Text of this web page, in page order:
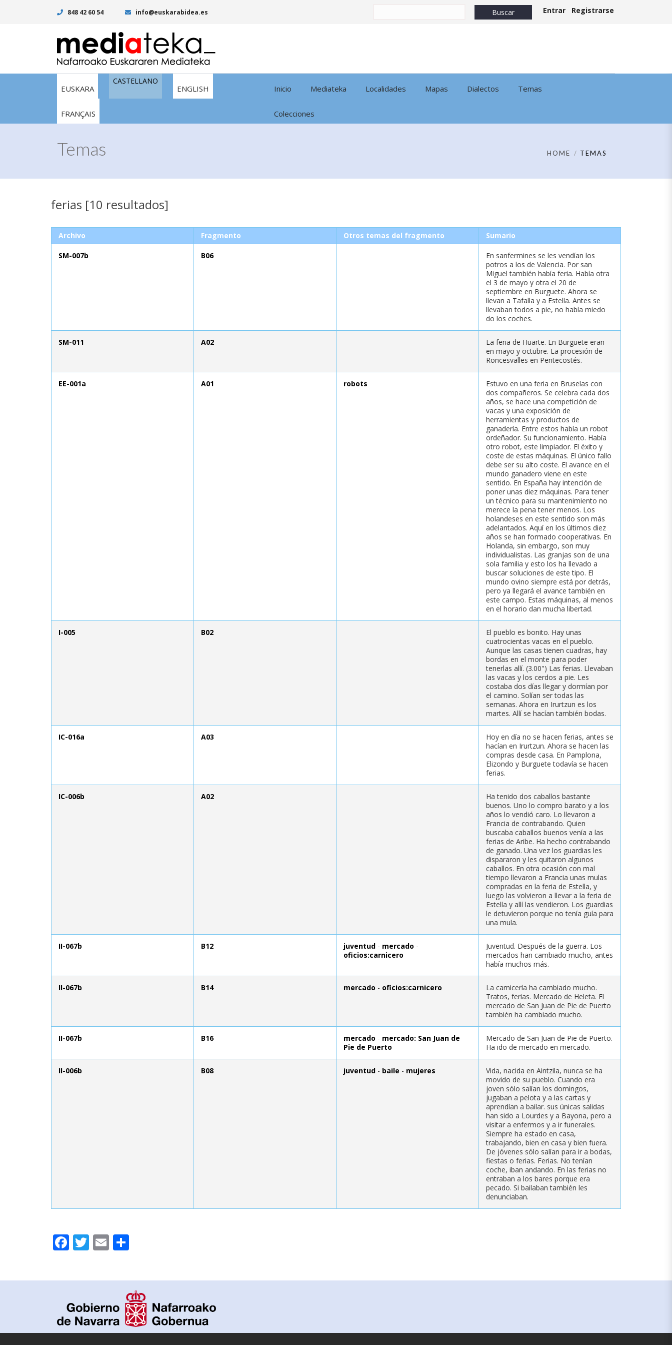
848 42 60 54 info@euskarabidea.es Entrar Registrarse
EUSKARA
CASTELLANO
ENGLISH
FRANÇAIS
Inicio Mediateka Localidades Mapas Dialectos Temas
Colecciones
Temas HOME TEMAS
ferias [10 resultados]
Archivo Fragmento Otros temas del fragmento Sumario
SM-007b B06
En sanfermines se les vendían los
potros a los de Valencia. Por san
Miguel también había feria. Había otra
el 3 de mayo y otra el 20 de
septiembre en Burguete. Ahora se
llevan a Tafalla y a Estella. Antes se
llevaban todos a pie, no había miedo
do los coches.
SM-011 A02
La feria de Huarte. En Burguete eran
en mayo y octubre. La procesión de
Roncesvalles en Pentecostés.
EE-001a A01 robots
Estuvo en una feria en Bruselas con
dos compañeros. Se celebra cada dos
años, se hace una competición de
vacas y una exposición de
herramientas y productos de
ganadería. Entre estos había un robot
ordeñador. Su funcionamiento. Había
otro robot, este limpiador. El éxito y
coste de estas máquinas. El único fallo
debe ser su alto coste. El avance en el
mundo ganadero viene en este
sentido. En España hay intención de
poner unas diez máquinas. Para tener
un técnico para su mantenimiento no
merece la pena tener menos. Los
holandeses en este sentido son más
adelantados. Aquí en los últimos diez
años se han formado cooperativas. En
Holanda, sin embargo, son muy
individualistas. Las granjas son de una
sola familia y esto los ha llevado a
buscar soluciones de este tipo. El
mundo ovino siempre está por detrás,
pero ya llegará el avance también en
este campo. Estas máquinas, al menos
en el horario dan mucha libertad.
I-005 B02
El pueblo es bonito. Hay unas
cuatrocientas vacas en el pueblo.
Aunque las casas tienen cuadras, hay
bordas en el monte para poder
tenerlas allí. (3.00") Las ferias. Llevaban
las vacas y los cerdos a pie. Les
costaba dos días llegar y dormían por
el camino. Solían ser todas las
semanas. Ahora en Irurtzun es los
martes. Allí se hacían también bodas.
IC-016a A03
Hoy en día no se hacen ferias, antes se
hacían en Irurtzun. Ahora se hacen las
compras desde casa. En Pamplona,
Elizondo y Burguete todavía se hacen
ferias.
IC-006b A02
Ha tenido dos caballos bastante
buenos. Uno lo compro barato y a los
años lo vendió caro. Lo llevaron a
Francia de contrabando. Quien
buscaba caballos buenos venía a las
ferias de Aribe. Ha hecho contrabando
de ganado. Una vez los guardias les
dispararon y les quitaron algunos
caballos. En otra ocasión con mal
tiempo llevaron a Francia unas mulas
compradas en la feria de Estella, y
luego las volvieron a llevar a la feria de
Estella y allí las vendieron. Los guardias
le detuvieron porque no tenía guía para
una mula.
II-067b B12 juventud - mercado -
oficios:carnicero
Juventud. Después de la guerra. Los
mercados han cambiado mucho, antes
había muchos más.
II-067b B14 mercado - oficios:carnicero
La carnicería ha cambiado mucho.
Tratos, ferias. Mercado de Heleta. El
mercado de San Juan de Pie de Puerto
también ha cambiado mucho.
II-067b B16 mercado - mercado: San Juan de
Pie de Puerto
Mercado de San Juan de Pie de Puerto.
Ha ido de mercado en mercado.
II-006b B08 juventud - baile - mujeres
Vida, nacida en Aintzila, nunca se ha
movido de su pueblo. Cuando era
joven sólo salían los domingos,
jugaban a pelota y a las cartas y
aprendían a bailar. sus únicas salidas
han sido a Lourdes y a Bayona, pero a
visitar a enfermos y a ir funerales.
Siempre ha estado en casa,
trabajando, bien en casa y bien fuera.
De jóvenes sólo salían para ir a bodas,
fiestas o ferias. Ferias. No tenían
coche, iban andando. En las ferias no
entraban a los bares porque era
pecado. Si bailaban también les
denunciaban.
Facebook
Twitter
Email